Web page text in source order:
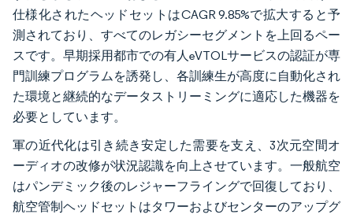
仕様化されたヘッドセットはCAGR 9.85%で拡大すると予
測されており、すべてのレガシーセグメントを上回るペー
スです。早期採用都市での有人eVTOLサービスの認証が専
門訓練プログラムを誘発し、各訓練生が高度に自動化され
た環境と継続的なデータストリーミングに適応した機器を
必要としています。
軍の近代化は引き続き安定した需要を支え、3次元空間オ
ーディオの改修が状況認識を向上させています。一般航空
はパンデミック後のレジャーフライングで回復しており、
航空管制ヘッドセットはタワーおよびセンターのアップグ